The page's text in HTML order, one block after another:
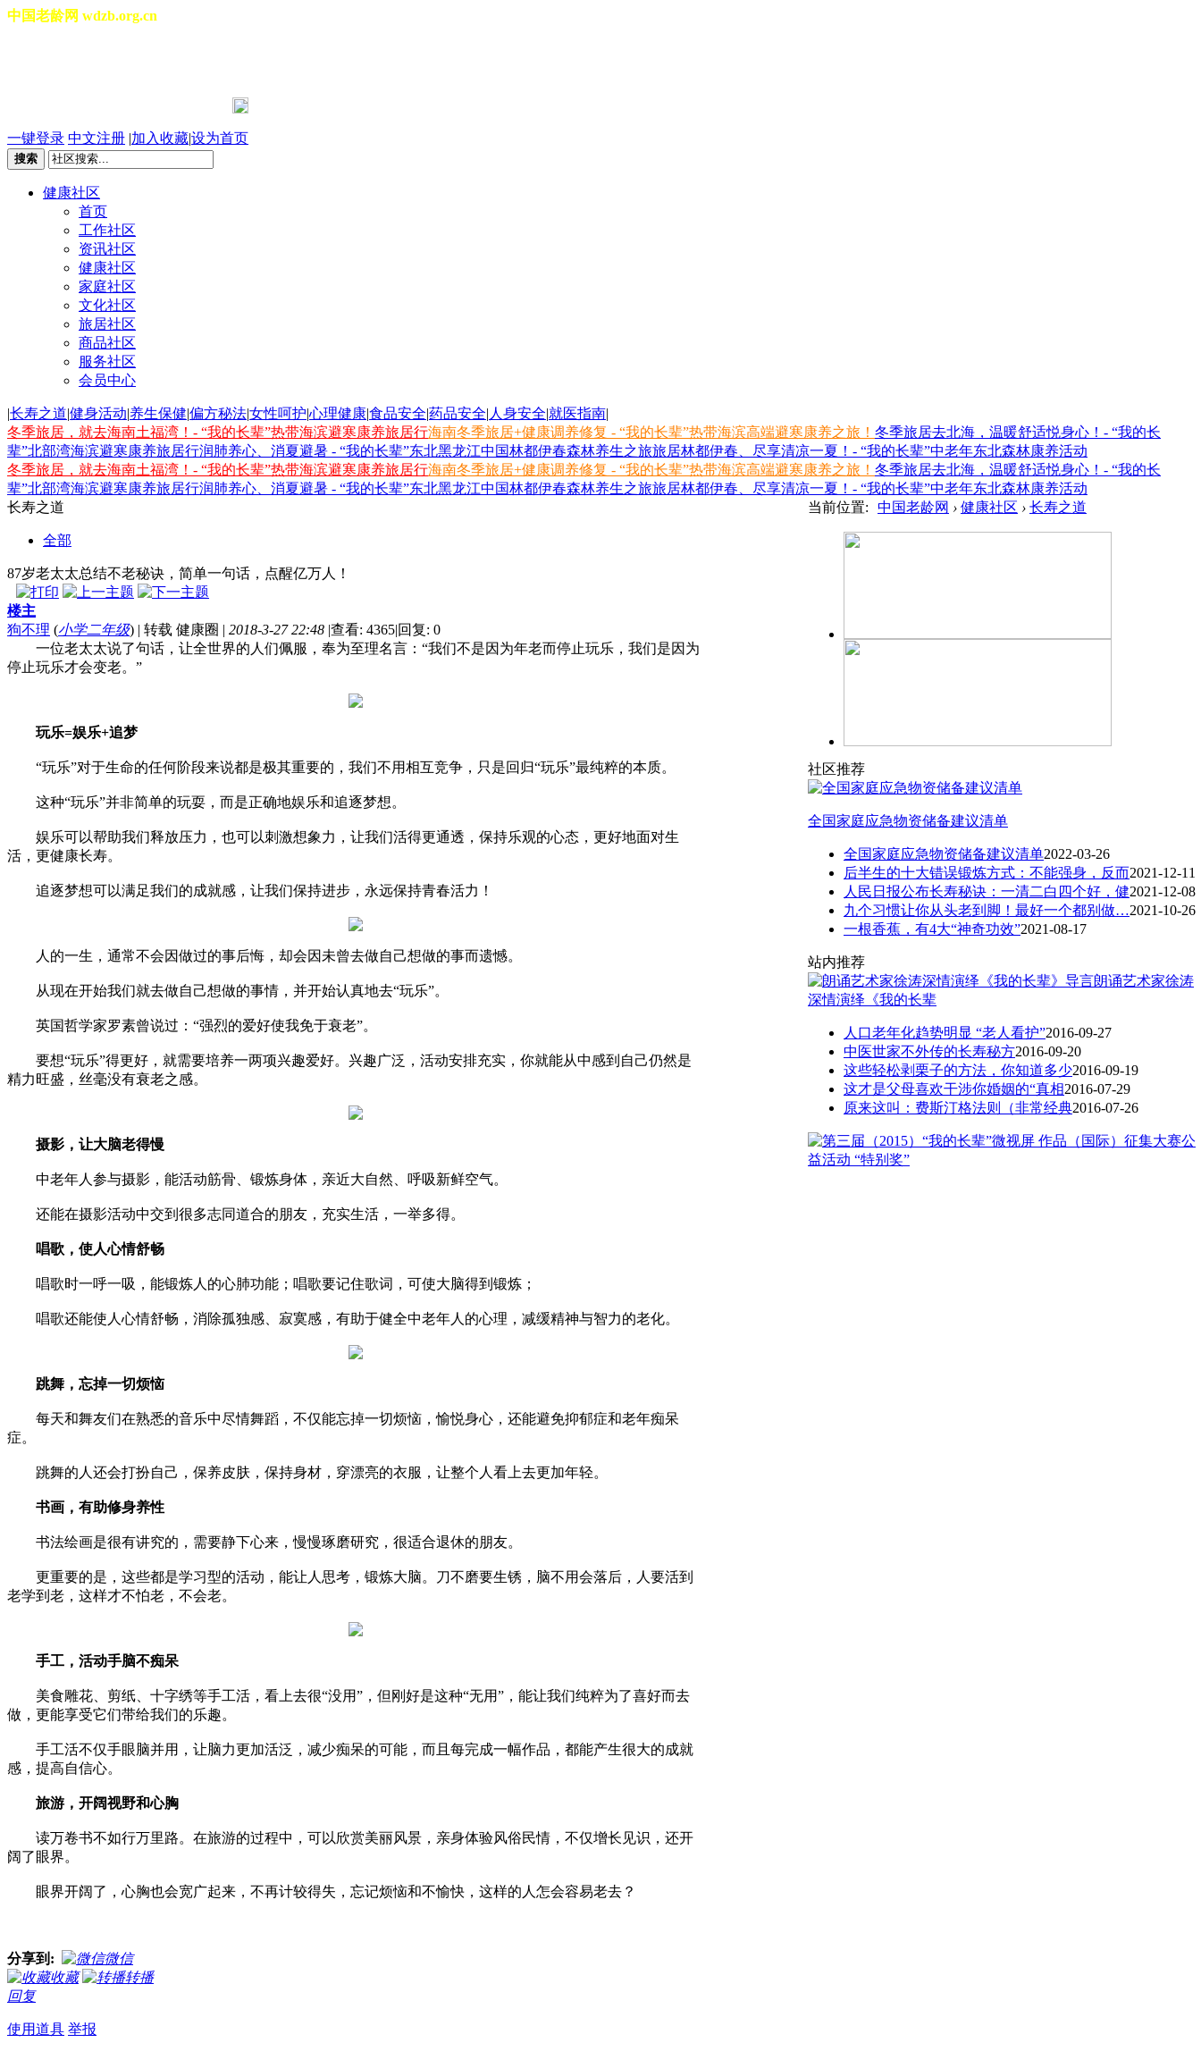
中国老龄网 wdzb.org.cn
一键登录 中文注册 |加入收藏|设为首页
搜索
健康社区
首页
工作社区
资讯社区
健康社区
家庭社区
文化社区
旅居社区
商品社区
服务社区
会员中心
|长寿之道|健身活动|养生保健|偏方秘法|女性呵护|心理健康|食品安全|药品安全| 人身安全|就医指南|
冬季旅居，就去海南土福湾！- “我的长辈”热带海滨避寒康养旅居行海南冬季旅居+健康调养修复 - “我的长辈”热带海滨高端避寒康养之旅！ 冬季旅居去北海，温暖舒适悦身心！- “我的长
辈”北部湾海滨避寒康养旅居行润肺养心、消夏避暑 - “我的长辈”东北黑龙江中国林都伊春森林养生之旅旅居林都伊春、尽享清凉一夏！- “我的长辈”中老年东北森林康养活动
冬季旅居，就去海南土福湾！- “我的长辈”热带海滨避寒康养旅居行海南冬季旅居+健康调养修复 - “我的长辈”热带海滨高端避寒康养之旅！ 冬季旅居去北海，温暖舒适悦身心！- “我的长
辈”北部湾海滨避寒康养旅居行润肺养心、消夏避暑 - “我的长辈”东北黑龙江中国林都伊春森林养生之旅旅居林都伊春、尽享清凉一夏！- “我的长辈”中老年东北森林康养活动
长寿之道
全部
87岁老太太总结不老秘诀，简单一句话，点醒亿万人！
楼主
狗不理 (小学二年级) | 转载 健康圈 | 2018-3-27 22:48 |查看: 4365|回复: 0
一位老太太说了句话，让全世界的人们佩服，奉为至理名言：“我们不是因为年老而停止玩乐，我们是因为
停止玩乐才会变老。”
玩乐=娱乐+追梦
“玩乐”对于生命的任何阶段来说都是极其重要的，我们不用相互竞争，只是回归“玩乐”最纯粹的本质。
这种“玩乐”并非简单的玩耍，而是正确地娱乐和追逐梦想。
娱乐可以帮助我们释放压力，也可以刺激想象力，让我们活得更通透，保持乐观的心态，更好地面对生
活，更健康长寿。
追逐梦想可以满足我们的成就感，让我们保持进步，永远保持青春活力！
人的一生，通常不会因做过的事后悔，却会因未曾去做自己想做的事而遗憾。
从现在开始我们就去做自己想做的事情，并开始认真地去“玩乐”。
英国哲学家罗素曾说过：“强烈的爱好使我免于衰老”。
要想“玩乐”得更好，就需要培养一两项兴趣爱好。兴趣广泛，活动安排充实，你就能从中感到自己仍然是
精力旺盛，丝毫没有衰老之感。
摄影，让大脑老得慢
中老年人参与摄影，能活动筋骨、锻炼身体，亲近大自然、呼吸新鲜空气。
还能在摄影活动中交到很多志同道合的朋友，充实生活，一举多得。
唱歌，使人心情舒畅
唱歌时一呼一吸，能锻炼人的心肺功能；唱歌要记住歌词，可使大脑得到锻炼；
唱歌还能使人心情舒畅，消除孤独感、寂寞感，有助于健全中老年人的心理，减缓精神与智力的老化。
跳舞，忘掉一切烦恼
每天和舞友们在熟悉的音乐中尽情舞蹈，不仅能忘掉一切烦恼，愉悦身心，还能避免抑郁症和老年痴呆
症。
跳舞的人还会打扮自己，保养皮肤，保持身材，穿漂亮的衣服，让整个人看上去更加年轻。
书画，有助修身养性
书法绘画是很有讲究的，需要静下心来，慢慢琢磨研究，很适合退休的朋友。
更重要的是，这些都是学习型的活动，能让人思考，锻炼大脑。刀不磨要生锈，脑不用会落后，人要活到
老学到老，这样才不怕老，不会老。
手工，活动手脑不痴呆
美食雕花、剪纸、十字绣等手工活，看上去很“没用”，但刚好是这种“无用”，能让我们纯粹为了喜好而去
做，更能享受它们带给我们的乐趣。
手工活不仅手眼脑并用，让脑力更加活泛，减少痴呆的可能，而且每完成一幅作品，都能产生很大的成就
感，提高自信心。
旅游，开阔视野和心胸
读万卷书不如行万里路。在旅游的过程中，可以欣赏美丽风景，亲身体验风俗民情，不仅增长见识，还开
阔了眼界。
眼界开阔了，心胸也会宽广起来，不再计较得失，忘记烦恼和不愉快，这样的人怎会容易老去？
分享到:
微信
收藏
转播
回复
使用道具 举报
当前位置: 中国老龄网 › 健康社区 › 长寿之道
社区推荐
全国家庭应急物资储备建议清单
全国家庭应急物资储备建议清单2022-03-26
后半生的十大错误锻炼方式：不能强身，反而2021-12-11
人民日报公布长寿秘诀：一清二白四个好，健2021-12-08
九个习惯让你从头老到脚！最好一个都别做…2021-10-26
一根香蕉，有4大“神奇功效”2021-08-17
站内推荐
朗诵艺术家徐涛
深情演绎《我的长辈
人口老年化趋势明显 “老人看护”2016-09-27
中医世家不外传的长寿秘方2016-09-20
这些轻松剥栗子的方法，你知道多少2016-09-19
这才是父母喜欢干涉你婚姻的“真相2016-07-29
原来这叫：费斯汀格法则（非常经典2016-07-26